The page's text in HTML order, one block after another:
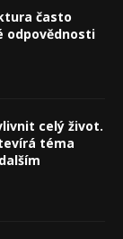
často
odpovědnosti
celý život.
téma